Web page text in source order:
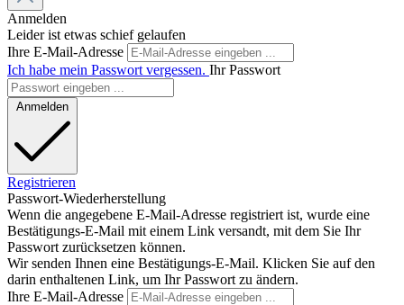
Anmelden
Leider ist etwas schief gelaufen
Ihre E-Mail-Adresse
Ich habe mein Passwort vergessen. Ihr Passwort
Anmelden
Registrieren
Passwort-Wiederherstellung
Wenn die angegebene E-Mail-Adresse registriert ist, wurde eine
Bestätigungs-E-Mail mit einem Link versandt, mit dem Sie Ihr
Passwort zurücksetzen können.
Wir senden Ihnen eine Bestätigungs-E-Mail. Klicken Sie auf den
darin enthaltenen Link, um Ihr Passwort zu ändern.
Ihre E-Mail-Adresse